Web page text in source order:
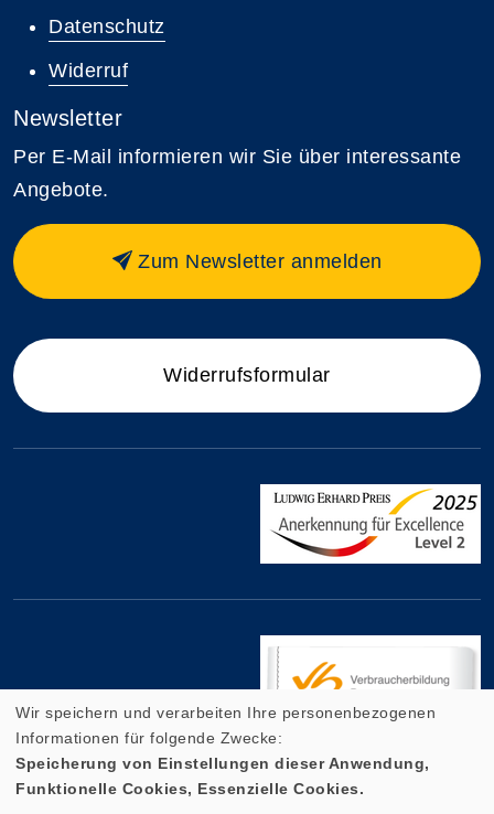
Datenschutz
Widerruf
Newsletter
Per E-Mail informieren wir Sie über interessante
Angebote.
Zum Newsletter anmelden
Widerrufsformular
Cookie Einstellungen
Wir speichern und verarbeiten Ihre personenbezogenen
Informationen für folgende Zwecke:
Speicherung von Einstellungen dieser Anwendung,
Funktionelle Cookies, Essenzielle Cookies.